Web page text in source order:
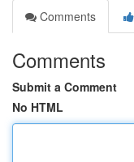
Comments
Comments
Submit a Comment
No HTML